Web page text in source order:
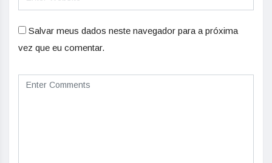
Salvar meus dados neste navegador para a próxima
vez que eu comentar.